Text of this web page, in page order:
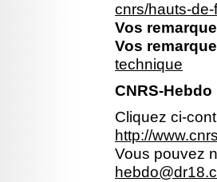
cnrs/hauts-
Vos
Vos
technique
CNRS-
Cliquez ci-
http://
Vous pouvez